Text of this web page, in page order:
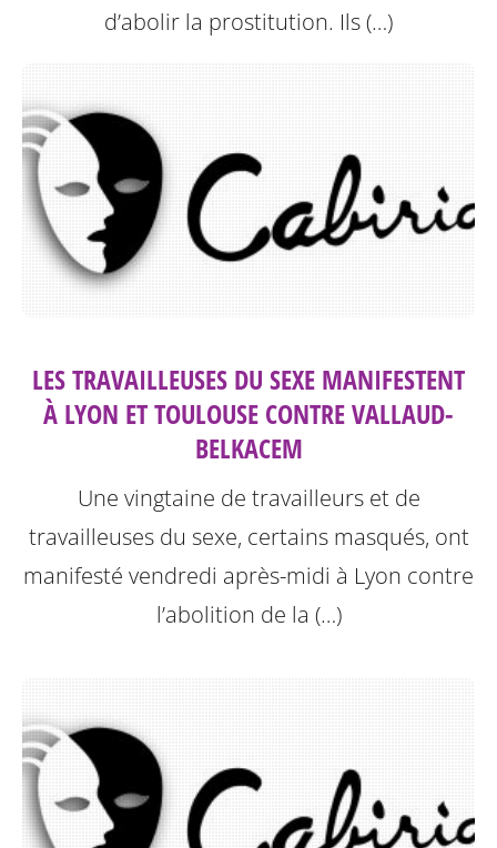
d’abolir la prostitution. Ils (…)
LES TRAVAILLEUSES DU SEXE MANIFESTENT
À LYON ET TOULOUSE CONTRE VALLAUD-
BELKACEM
Une vingtaine de travailleurs et de
travailleuses du sexe, certains masqués, ont
manifesté vendredi après-midi à Lyon contre
l’abolition de la (…)